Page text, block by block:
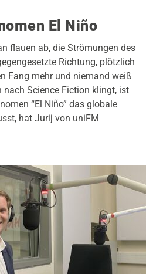
El Niño
flauen ab, die Strömungen des
Richtung, plötzlich
Fang mehr und niemand weiß
nach Science Fiction klingt, ist
“El Niño” das globale
hat Jurij von uniFM